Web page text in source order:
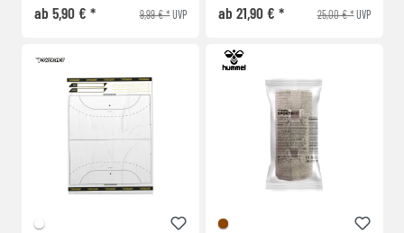
ab 5,90 € *
9,99 € *UVP
ab 21,90 € *
25,00 € *UVP